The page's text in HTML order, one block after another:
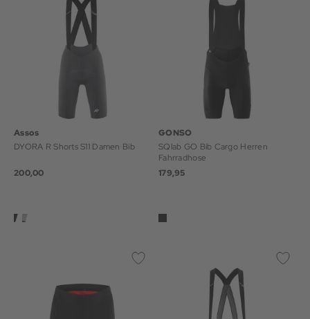
Assos
DYORA R Shorts S11 Damen Bib
200,00
GONSO
SQlab GO Bib Cargo Herren
Fahrradhose
179,95